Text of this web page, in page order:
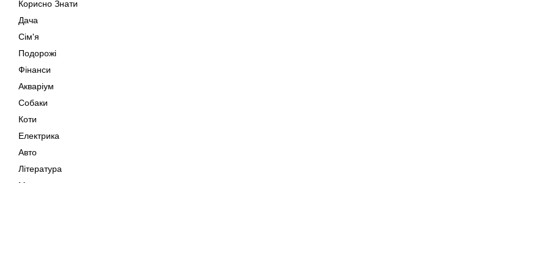
Корисно Знати
Дача
Сім'я
Подорожі
Фінанси
Акваріум
Собаки
Коти
Електрика
Авто
Література
Музика